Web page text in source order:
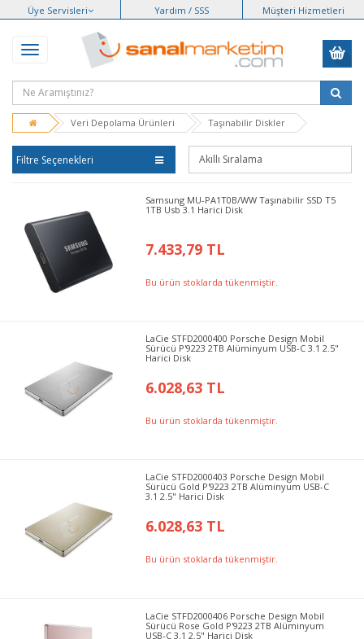
Üye Servisleri Yardım / SSS Müşteri Hizmetleri
Veri Depolama Ürünleri Taşınabilir Diskler
Filtre Seçenekleri
Samsung MU-PA1T0B/WW Taşınabilir SSD T5
1TB Usb 3.1 Harici Disk
7.433,79 TL
Bu ürün stoklarda tükenmiştir.
LaCie STFD2000400 Porsche Design Mobil
Sürücü P'9223 2TB Alüminyum USB-C 3.1 2.5"
Harici Disk
6.028,63 TL
Bu ürün stoklarda tükenmiştir.
LaCie STFD2000403 Porsche Design Mobil
Sürücü Gold P'9223 2TB Alüminyum USB-C
3.1 2.5" Harici Disk
6.028,63 TL
Bu ürün stoklarda tükenmiştir.
LaCie STFD2000406 Porsche Design Mobil
Sürücü Rose Gold P'9223 2TB Alüminyum
USB-C 3.1 2.5" Harici Disk